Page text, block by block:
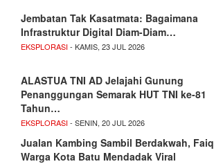
Jembatan Tak Kasatmata: Bagaimana
Infrastruktur Digital Diam-Diam…
EKSPLORASI- KAMIS, 23 JUL 2026
ALASTUA TNI AD Jelajahi Gunung
Penanggungan Semarak HUT TNI ke-81
Tahun…
EKSPLORASI- SENIN, 20 JUL 2026
Jualan Kambing Sambil Berdakwah, Faiq
Warga Kota Batu Mendadak Viral